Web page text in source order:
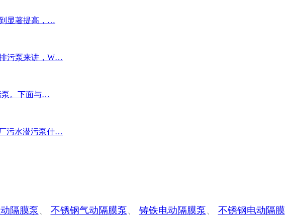
显著提高，…
污泵来讲，W…
泵。下面与…
污水潜污泵什…
隔膜泵、 不锈钢气动隔膜泵、 铸铁电动隔膜泵、 不锈钢电动隔膜